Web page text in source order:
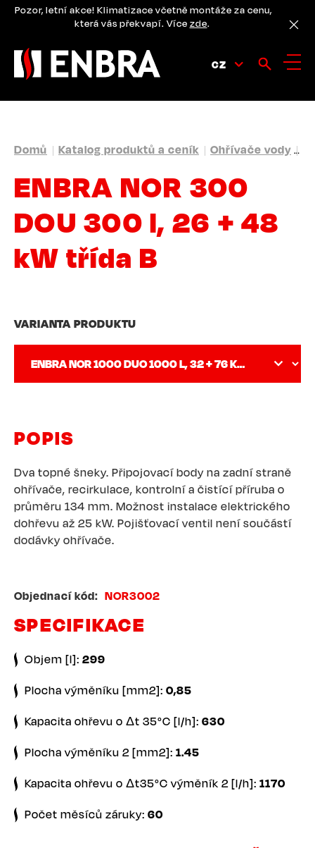
PřejítPozor, letní akce! Klimatizace včetně montáže za cenu,
která vás překvapí. Více zde.
CZ
DROBEČKOVÁ
NAVIGACE
Domů Katalog produktů a ceník Ohřívače vody
ENBRA NOR 300
DOU 300 l, 26 + 48
kW třída B
VARIANTA PRODUKTU
POPIS
Dva topné šneky. Připojovací body na zadní straně
ohřívače, recirkulace, kontrolní a čistící příruba o
průměru 134 mm. Možnost instalace elektrického
dohřevu až 25 kW. Pojišťovací ventil není součástí
dodávky ohřívače.
Objednací kód NOR3002
SPECIFIKACE
Objem [l]: 299
Plocha výměníku [mm2]: 0,85
Kapacita ohřevu o Δt 35°C [l/h]: 630
Plocha výměníku 2 [mm2]: 1.45
Kapacita ohřevu o Δt35°C výměník 2 [l/h]: 1170
Počet měsíců záruky: 60